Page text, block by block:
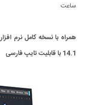
ساعت
14.1 با قابلیت تایپ فارسی